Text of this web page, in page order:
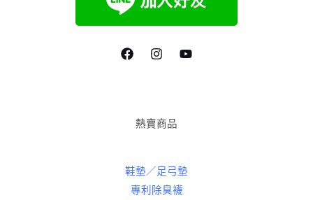
熱賣商品
鞋墊／足弓墊
專利除臭襪